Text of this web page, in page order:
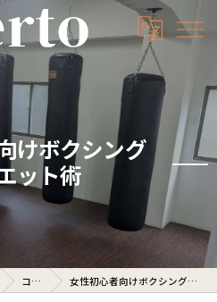
けボクシング
ット術
コラム 女性初心者向けボクシングダイエット術